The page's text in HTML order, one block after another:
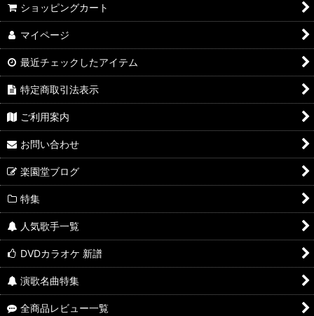
ショッピングカート
マイページ
最近チェックしたアイテム
特定商取引法表示
ご利用案内
お問い合わせ
楽園堂ブログ
特集
人気歌手一覧
DVDカラオケ 新譜
演歌名曲特集
全商品レビュー一覧